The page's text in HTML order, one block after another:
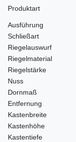
Produktart
Ausführung
Schließart
Riegelauswurf
Riegelmaterial
Riegelstärke
Nuss
Dornmaß
Entfernung
Kastenbreite
Kastenhöhe
Kastentiefe